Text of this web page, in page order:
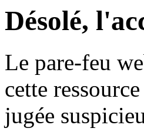
Désolé,
Le pare-feu
cette
jugée